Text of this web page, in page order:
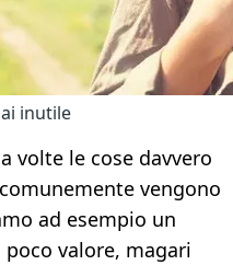
inutile
volte le cose davvero
vengono
ad esempio un
valore, magari